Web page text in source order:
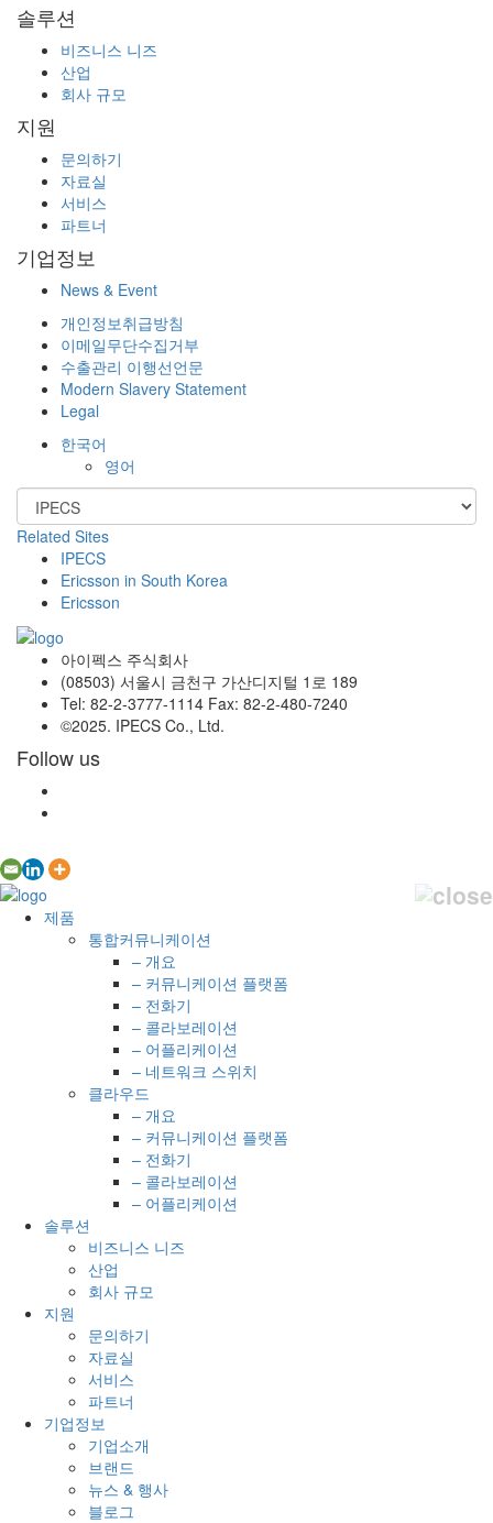
솔루션
비즈니스 니즈
산업
회사 규모
지원
문의하기
자료실
서비스
파트너
기업정보
News & Event
개인정보취급방침
이메일무단수집거부
수출관리 이행선언문
Modern Slavery Statement
Legal
한국어
영어
Related Sites
IPECS
Ericsson in South Korea
Ericsson
아이펙스 주식회사
(08503) 서울시 금천구 가산디지털 1로 189
Tel: 82-2-3777-1114 Fax: 82-2-480-7240
©2025. IPECS Co., Ltd.
Follow us
제품
통합커뮤니케이션
– 개요
– 커뮤니케이션 플랫폼
– 전화기
– 콜라보레이션
– 어플리케이션
– 네트워크 스위치
클라우드
– 개요
– 커뮤니케이션 플랫폼
– 전화기
– 콜라보레이션
– 어플리케이션
솔루션
비즈니스 니즈
산업
회사 규모
지원
문의하기
자료실
서비스
파트너
기업정보
기업소개
브랜드
뉴스 & 행사
블로그